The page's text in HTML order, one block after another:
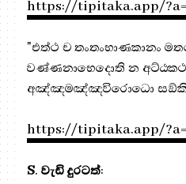
https://tipitaka.app/
"එත්ථ ච තංතංභාණකානං
වණ්ණනාභෙදොති න
අඤ්ඤමඤ්ඤවිරොධො
https://tipitaka.app/
S.වැඩි දුරටත්: